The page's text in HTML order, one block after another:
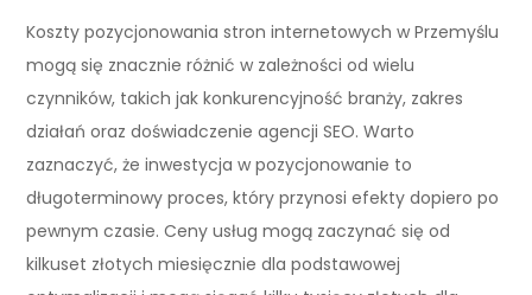
Koszty pozycjonowania stron internetowych w Przemyślu
mogą się znacznie różnić w zależności od wielu
czynników, takich jak konkurencyjność branży, zakres
działań oraz doświadczenie agencji SEO. Warto
zaznaczyć, że inwestycja w pozycjonowanie to
długoterminowy proces, który przynosi efekty dopiero po
pewnym czasie. Ceny usług mogą zaczynać się od
kilkuset złotych miesięcznie dla podstawowej